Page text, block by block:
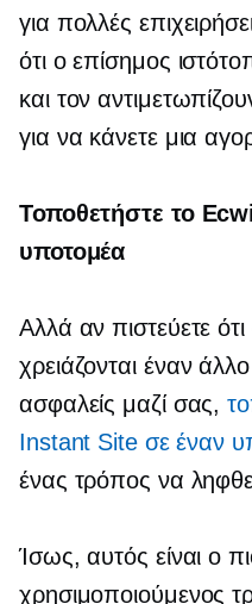
για πολλές
ότι ο επίσημος
και τον
για να κάνετε μια
Τοποθετήστε το
υποτομέα
Αλλά αν πιστεύετε
χρειάζονται έναν
ασφαλείς μαζί σας,
Instant Site σε έναν
ένας τρόπος να
Ίσως, αυτός είναι ο
χρησιμοποιούμενος